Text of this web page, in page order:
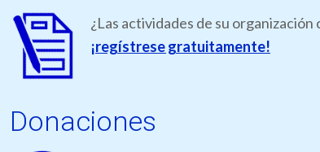
¿Las actividades de su
¡regístrese gratuitamente!
Donaciones